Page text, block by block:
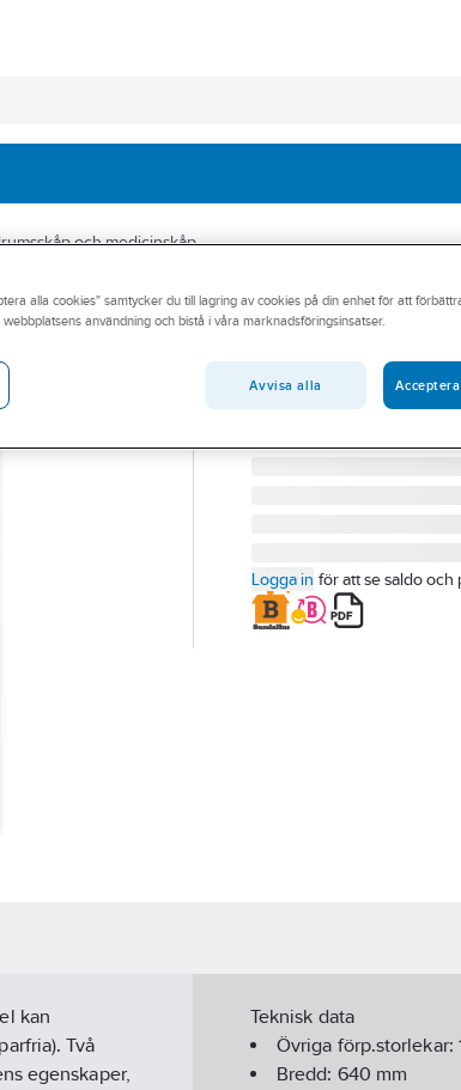
och medicinskåp
KUNGSÖR
Badrumsskåp
BADRUMSSKÅP
Artikelnummer:
155485
516200
Logga in för att se saldo och
kan
Två
egenskaper,
Teknisk data
Övriga förp.storlekar:
Bredd: 640 mm
alla cookies" samtycker du till lagring av cookies på din enhet för att
användning och bistå i våra marknadsföringsinsatser.
Avvisa alla